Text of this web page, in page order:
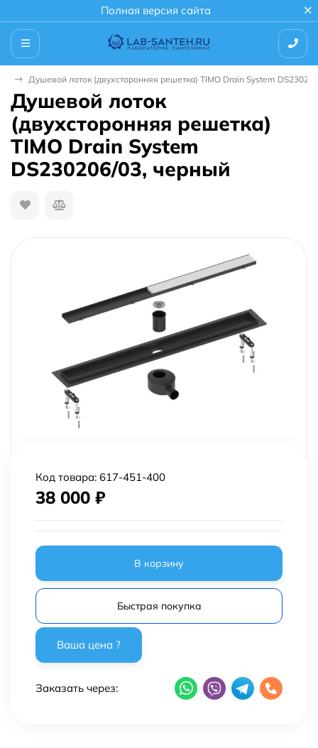
Полная версия сайта
Душевой лоток (двухсторонняя решетка) TIMO Drain System
Душевой лоток
(двухсторонняя решетка)
TIMO Drain System
DS230206/03, черный
Код товара: 617-451-400
38 000 ₽
В корзину
Быстрая покупка
Заказать через: